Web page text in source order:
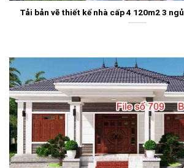
Tải bản vẽ thiết kế nhà cấp 4 120m2 3